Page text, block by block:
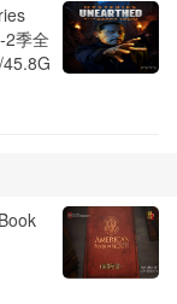
季全